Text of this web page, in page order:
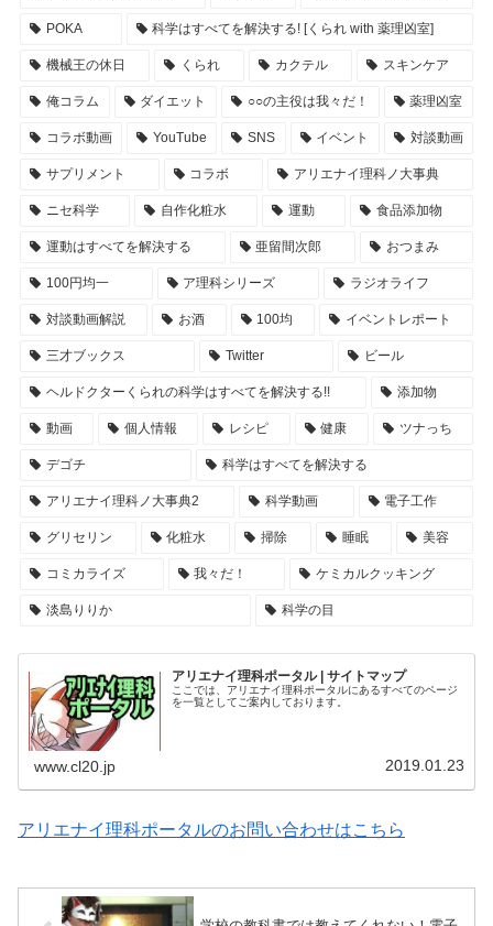
POKA 科学はすべてを解決する! [くられ with 薬理凶室]
機械王の休日 くられ カクテル スキンケア
俺コラム ダイエット ○○の主役は我々だ！ 薬理凶室
コラボ動画 YouTube SNS イベント 対談動画
サプリメント コラボ アリエナイ理科ノ大事典
ニセ科学 自作化粧水 運動 食品添加物
運動はすべてを解決する 亜留間次郎 おつまみ
100円均一 ア理科シリーズ ラジオライフ
対談動画解説 お酒 100均 イベントレポート
三才ブックス Twitter ビール
ヘルドクターくられの科学はすべてを解決する!! 添加物
動画 個人情報 レシピ 健康 ツナっち
デゴチ 科学はすべてを解決する
アリエナイ理科ノ大事典2 科学動画 電子工作
グリセリン 化粧水 掃除 睡眠 美容
コミカライズ 我々だ！ ケミカルクッキング
淡島りりか 科学の目
アリエナイ理科ポータル | サイトマップ
ここでは、アリエナイ理科ポータルにあるすべてのページ
を一覧としてご案内しております。
www.cl20.jp 2019.01.23
アリエナイ理科ポータルのお問い合わせはこちら